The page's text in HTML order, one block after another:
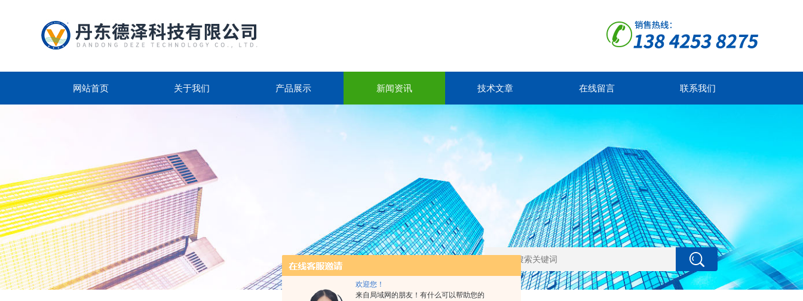
欢迎您！
来自局域网的朋友！有什么可以帮助您的
网站首页 关于我们 产品展示 新闻资讯 技术文章 在线留言 联系我们